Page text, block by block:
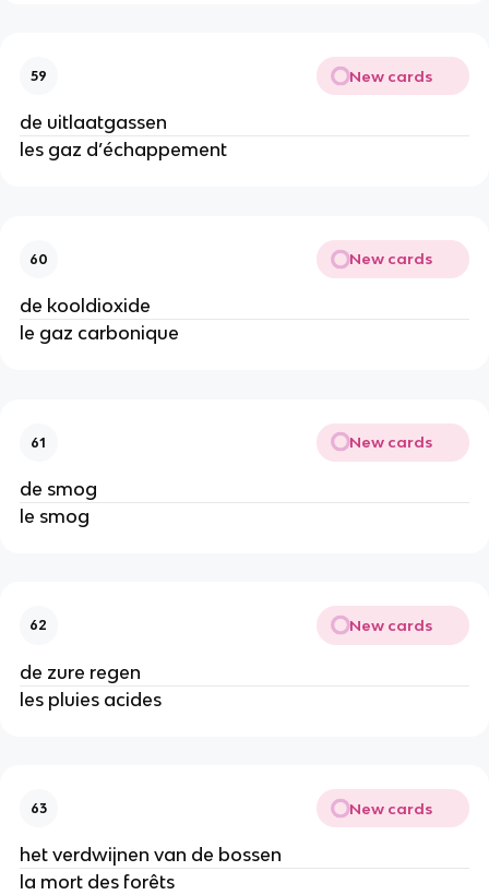
59 New cards
de uitlaatgassen
les gaz d’échappement
60 New cards
de kooldioxide
le gaz carbonique
61 New cards
de smog
le smog
62 New cards
de zure regen
les pluies acides
63 New cards
het verdwijnen van de bossen
la mort des forêts